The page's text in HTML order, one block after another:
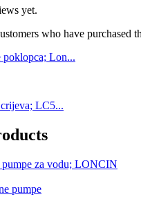
yet.
who have purchased
poklopca; Lon...
LC5...
pumpe